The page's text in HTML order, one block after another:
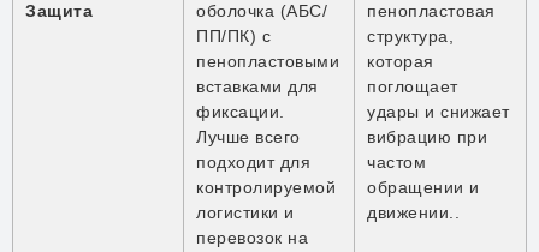
Защита
оболочка (АБС/
ПП/ПК) с
пенопластовыми
вставками для
фиксации.
Лучше всего
подходит для
контролируемой
логистики и
перевозок на
пенопластовая
структура,
которая
поглощает
удары и снижает
вибрацию при
частом
обращении и
движении..